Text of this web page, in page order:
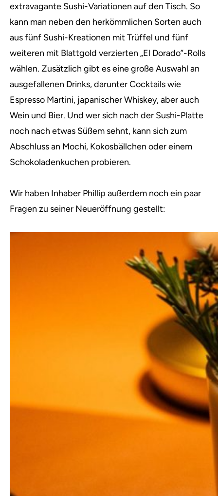
extravagante Sushi-Variationen auf den Tisch. So
kann man neben den herkömmlichen Sorten auch
aus fünf Sushi-Kreationen mit Trüffel und fünf
weiteren mit Blattgold verzierten „El Dorado”-Rolls
wählen. Zusätzlich gibt es eine große Auswahl an
ausgefallenen Drinks, darunter Cocktails wie
Espresso Martini, japanischer Whiskey, aber auch
Wein und Bier. Und wer sich nach der Sushi-Platte
noch nach etwas Süßem sehnt, kann sich zum
Abschluss an Mochi, Kokosbällchen oder einem
Schokoladenkuchen probieren.
Wir haben Inhaber Phillip außerdem noch ein paar
Fragen zu seiner Neueröffnung gestellt: